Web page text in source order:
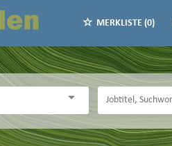
MERKLISTE (0)